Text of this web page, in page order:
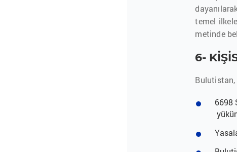
temel
metinde
6-
Bulutistan,
6698